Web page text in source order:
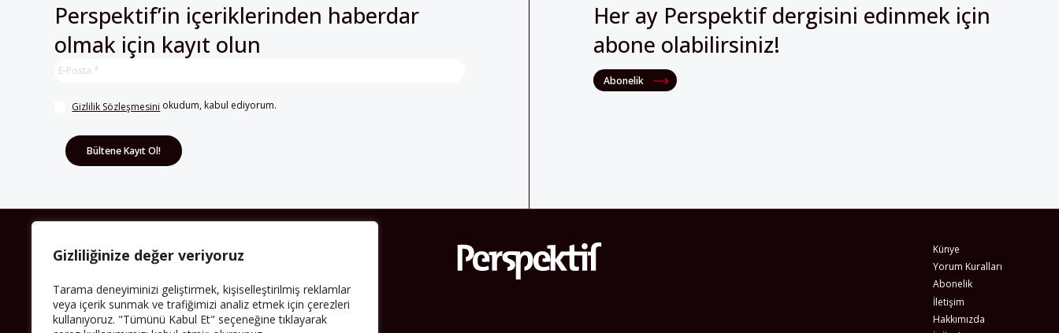
Gizliliğinize değer veriyoruz
Tarama deneyiminizi geliştirmek, kişiselleştirilmiş reklamlar
veya içerik sunmak ve trafiğimizi analiz etmek için çerezleri
kullanıyoruz. "Tümünü Kabul Et" seçeneğine tıklayarak
Perspektif’in içeriklerinden haberdar
olmak için kayıt olun
Gizlilik Sözleşmesini okudum, kabul ediyorum.
Her ay Perspektif dergisini edinmek için
abone olabilirsiniz!
Abonelik
HAKKIMIZDA
Müslümanlar da bulundukları ülkelerde kalıcı hâle
geldiler. Bu durum “vatan”, “aidiyet”, “İslam” ve “Avrupa”
gibi birçok kavramın çift taraflı olarak sorgulanmasına
neden oldu. Avrupa’da yerleşik bir Müslüman cemaatin
Künye
Yorum Kuralları
Abonelik
İletişim
Hakkımızda